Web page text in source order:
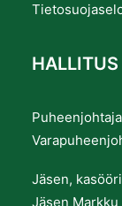
HALLITUS
Jäsen,
Jäsen